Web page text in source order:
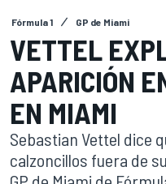
Fórmula 1 GP de Miami
VETTEL
APARICIÓN
EN MIAMI
Sebastian Vettel dice
calzoncillos fuera de